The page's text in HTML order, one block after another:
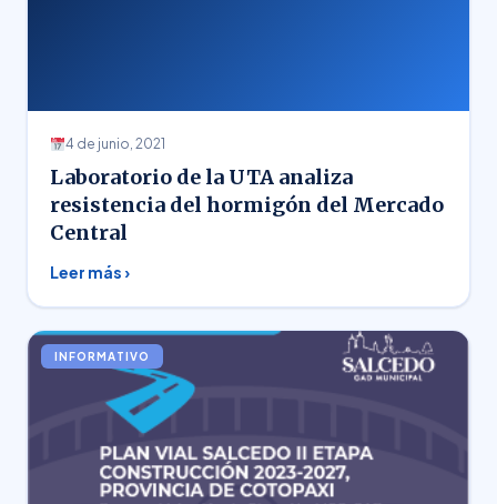
4 de junio, 2021
Laboratorio de la UTA analiza
resistencia del hormigón del Mercado
Central
Leer más ›
INFORMATIVO